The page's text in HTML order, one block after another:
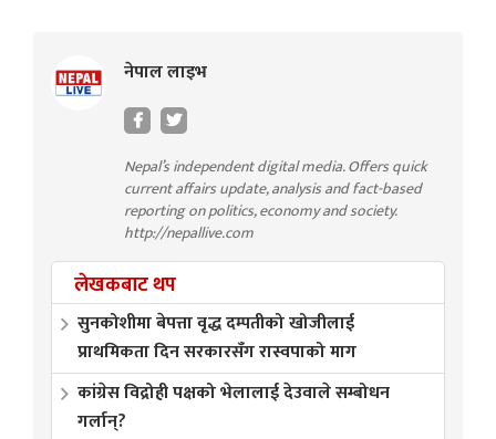
नेपाल लाइभ
Nepal’s independent digital media. Offers quick
current affairs update, analysis and fact-based
reporting on politics, economy and society.
http://nepallive.com
लेखकबाट थप
सुनकोशीमा बेपत्ता वृद्ध दम्पतीको खोजीलाई
प्राथमिकता दिन सरकारसँग रास्वपाको माग
कांग्रेस विद्रोही पक्षको भेलालाई देउवाले सम्बोधन
गर्लान्?